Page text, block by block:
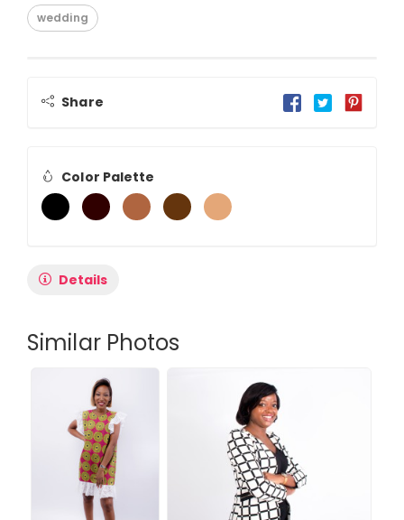
wedding
Share
Color Palette
Details
Similar Photos